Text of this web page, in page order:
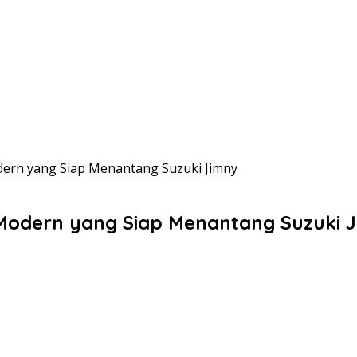
yang Siap Menantang Suzuki Jimny
yang Siap Menantang Suzuki